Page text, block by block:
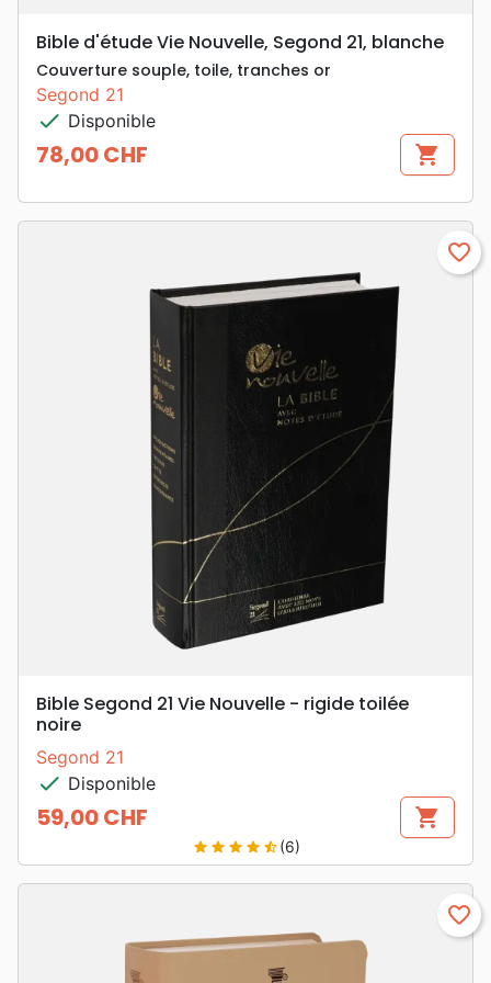
Bible d'étude Vie Nouvelle, Segond 21, blanche
Couverture souple, toile, tranches or
Segond 21
check Disponible
Prix
78,00 CHF shopping_cart
favorite_border
Bible Segond 21 Vie Nouvelle - rigide toilée
noire
Segond 21
check Disponible
Prix
59,00 CHF shopping_cart
star star star star star_half(6)
favorite_border